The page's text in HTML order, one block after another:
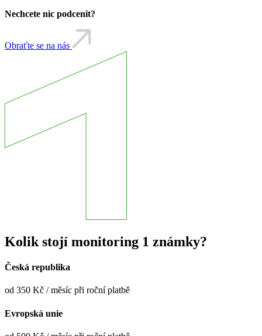
Nechcete nic podcenit?
Obraťte se na nás
Kolik stojí monitoring 1 známky?
Česká republika
od 350 Kč / měsíc při roční platbě
Evropská unie